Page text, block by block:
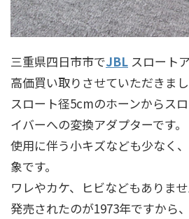
三重県四日市市でJBL スロート
高価買い取りさせていただきまし
スロート径5cmのホーンからス
イバーへの変換アダプターです。
使用に伴う小キズなども少なく
象です。
ワレやカケ、ヒビなどもありませ
発売されたのが1973年ですから、